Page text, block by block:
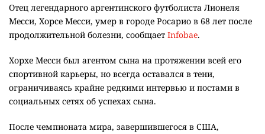
Отец легендарного аргентинского футболиста Лионеля
Месси, Хорсе Месси, умер в городе Росарио в 68 лет после
продолжительной болезни, сообщает Infobae.
Хорхе Месси был агентом сына на протяжении всей его
спортивной карьеры, но всегда оставался в тени,
ограничиваясь крайне редкими интервью и постами в
социальных сетях об успехах сына.
После чемпионата мира, завершившегося в США,